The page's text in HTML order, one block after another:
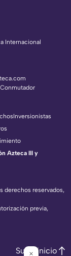
Internacional
derechos reservados,
previa,
Inversionistas
Azteca III y
Subir inicio